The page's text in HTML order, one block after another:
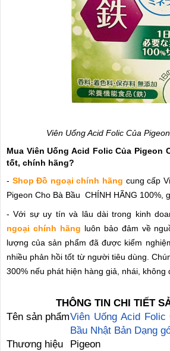
Viên Uống Acid Folic Của
Mua Viên Uống Acid Folic Của Pigeon
tốt, chính hãng?
- Shop Đồ ngoại chính hãng cung cấp
Pigeon Cho Bà Bầu CHÍNH HÃNG 100%,
- Với sự uy tín và lâu dài trong kinh
ngoại chính hãng luôn bảo đảm về
lượng của sản phẩm đã được kiểm
nhiều phản hồi tốt từ người tiêu dùng.
300% nếu phát hiện hàng giả, nhái, không
THÔNG TIN CHI TIẾT
Tên sản phẩmViên Uống Acid Folic
Bầu Nhật Bản Dạng
Thương hiệu
Pigeon